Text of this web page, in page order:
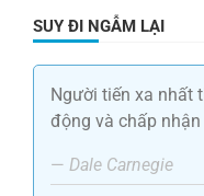
SUY ĐI NGẪM LẠI
Người tiến xa nhất
động và chấp
— Dale Carnegie